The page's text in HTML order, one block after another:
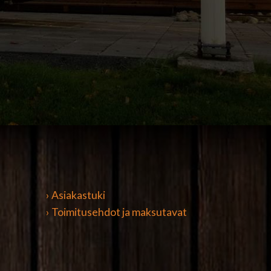
› Asiakastuki
› Toimitusehdot ja maksutavat